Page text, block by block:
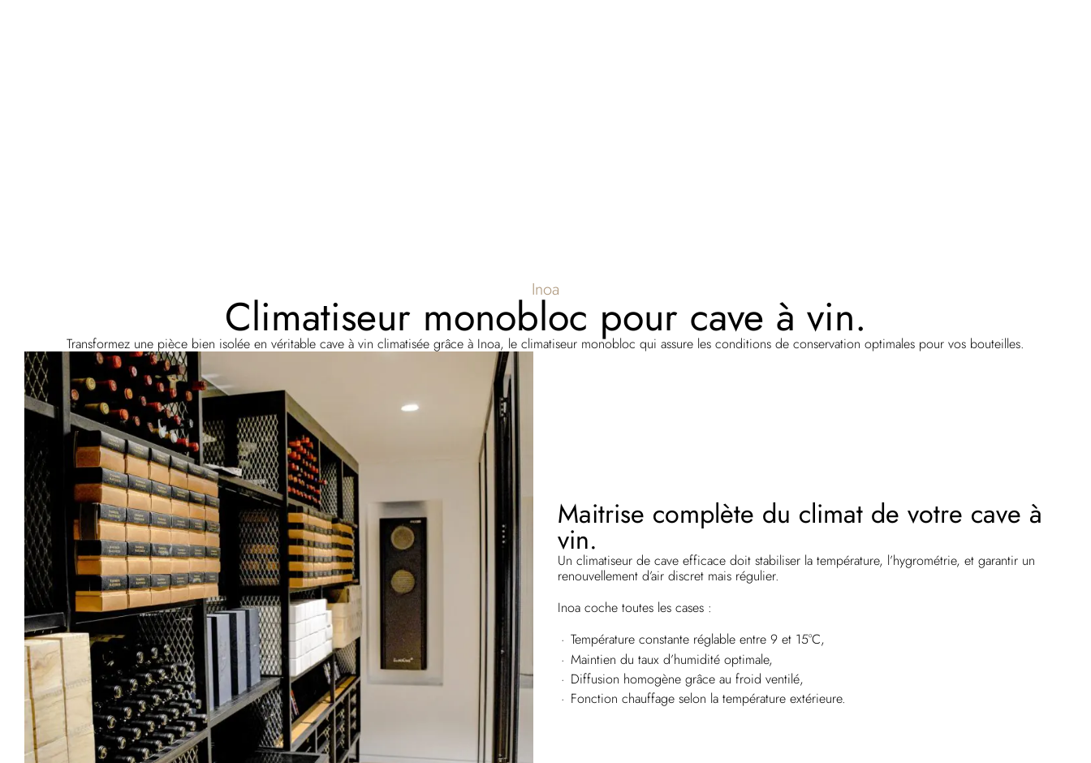
Inoa
Climatiseur monobloc pour cave à vin.
Transformez une pièce bien isolée en véritable cave à vin climatisée grâce à Inoa, le climatiseur monobloc qui assure les conditions de conservation optimales pour vos bouteilles.
Maitrise complète du climat de votre cave à
vin.
Un climatiseur de cave efficace doit stabiliser la température, l’hygrométrie, et garantir un
renouvellement d’air discret mais régulier.
Inoa coche toutes les cases :
Température constante réglable entre 9 et 15°C,
Maintien du taux d’humidité optimale,
Diffusion homogène grâce au froid ventilé,
Fonction chauffage selon la température extérieure.